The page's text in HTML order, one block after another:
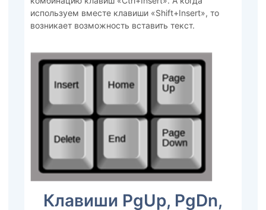
используем вместе клавиши «Shift+Insert», то
возникает возможность вставить текст.
Клавиши PgUp, PgDn,